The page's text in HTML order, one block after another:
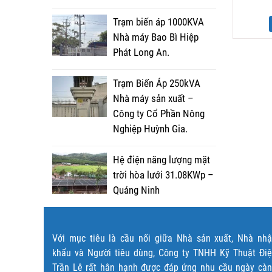
Trạm biến áp 1000KVA
Nhà máy Bao Bì Hiệp
Phát Long An.
Trạm Biến Áp 250kVA
Nhà máy sản xuất –
Công ty Cổ Phần Nông
Nghiệp Huỳnh Gia.
Hệ điện năng lượng mặt
trời hòa lưới 31.08KWp –
Quảng Ninh
Với mục tiêu là cầu nối giữa Nhà sản xuất, Nhà
khẩu và Người tiêu dùng, Công ty TNHH Kỹ Thuật
Trần Lê rất hân hạnh được đáp ứng nhu cầu ngày